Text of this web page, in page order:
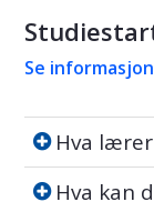
Se
Hva lærer
Hva
Hva kan du
Hva kan